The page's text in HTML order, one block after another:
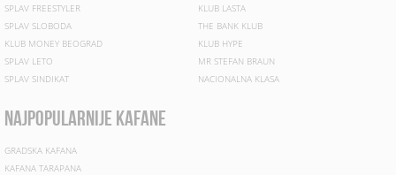
SPLAV FREESTYLER
SPLAV SLOBODA
KLUB MONEY BEOGRAD
SPLAV LETO
SPLAV SINDIKAT
KLUB LASTA
THE BANK KLUB
KLUB HYPE
MR STEFAN BRAUN
NACIONALNA KLASA
najpopularnije kafane
GRADSKA KAFANA
KAFANA TARAPANA